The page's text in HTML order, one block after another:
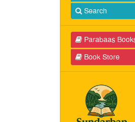
Search
Parabaas
Book Store